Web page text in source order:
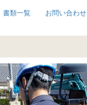
書類一覧 お問い合わせ